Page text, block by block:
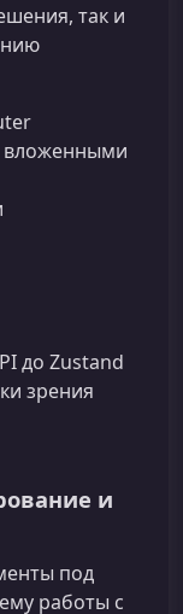
так и
вложенными
до Zustand
зрения
и
под
работы с